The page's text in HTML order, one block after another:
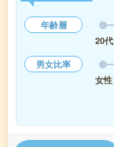
年齢層
20代
男女比率
女性